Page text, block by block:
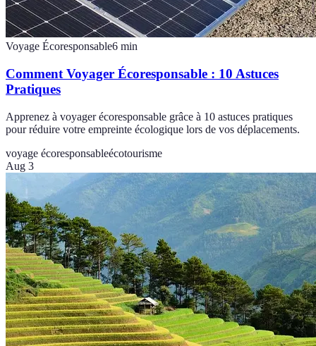
Voyage Écoresponsable6 min
Comment Voyager Écoresponsable : 10 Astuces
Pratiques
Apprenez à voyager écoresponsable grâce à 10 astuces pratiques
pour réduire votre empreinte écologique lors de vos déplacements.
voyage écoresponsableécotourisme
Aug 3